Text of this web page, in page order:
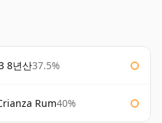
8년산37.5%
Rum40%